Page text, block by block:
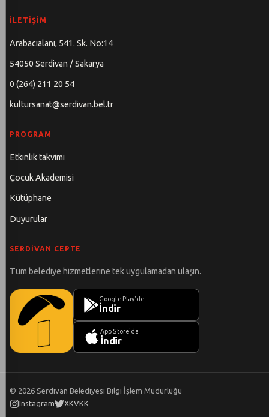
İLETIŞIM
Arabacıalanı, 541. Sk. No:14
54050 Serdivan / Sakarya
0 (264) 211 20 54
kultursanat@serdivan.bel.tr
PROGRAM
Etkinlik takvimi
Çocuk Akademisi
Kütüphane
Duyurular
SERDIVAN CEPTE
Tüm belediye hizmetlerine tek uygulamadan ulaşın.
Google Play'de
İndir
App Store'da
İndir
© 2026 Serdivan Belediyesi Bilgi İşlem Müdürlüğü
Instagram
XKVKK